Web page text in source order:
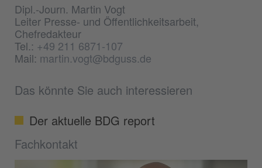
Dipl.-Journ. Martin Vogt
Leiter Presse- und Öffentlichkeitsarbeit,
Chefredakteur
Tel.: +49 211 6871-107
Mail: martin.vogt@bdguss.de
Das könnte Sie auch interessieren
Der aktuelle BDG report
Fachkontakt